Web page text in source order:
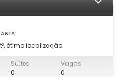
ótima localização.
Suítes
0
Vagas
0